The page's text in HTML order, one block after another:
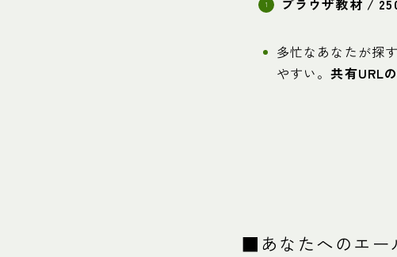
ブラウザ教材 /
多忙なあなたが探
やすい。共有URL
■あなたへのエー